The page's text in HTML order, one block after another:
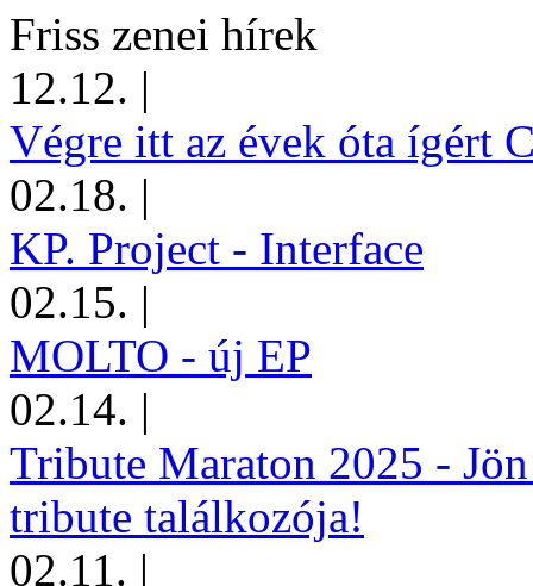
Friss zenei hírek
12.12. |
Végre itt az évek óta ígért
02.18. |
KP. Project - Interface
02.15. |
MOLTO - új EP
02.14. |
Tribute Maraton 2025 -
tribute találkozója!
02.11. |